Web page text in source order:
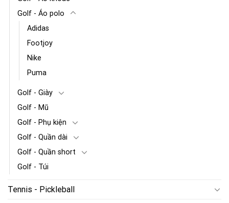
Golf - Áo polo
Adidas
Footjoy
Nike
Puma
Golf - Giày
Golf - Mũ
Golf - Phụ kiện
Golf - Quần dài
Golf - Quần short
Golf - Túi
Tennis - Pickleball